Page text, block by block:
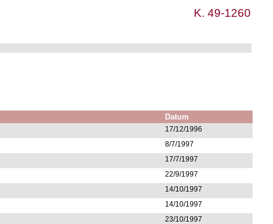
K. 49-1260
Datum
17/12/1996
8/7/1997
17/7/1997
22/9/1997
14/10/1997
14/10/1997
23/10/1997